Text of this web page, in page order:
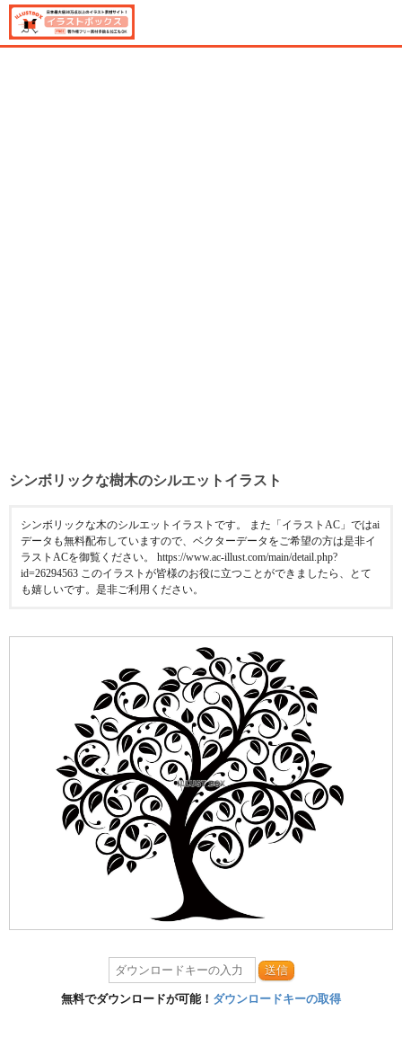
シンボリックな樹木のシルエットイラスト
シンボリックな木のシルエットイラストです。 また「イラストAC」ではai
データも無料配布していますので、ベクターデータをご希望の方は是非イ
ラストACを御覧ください。 https://www.ac-illust.com/main/detail.php?
id=26294563 このイラストが皆様のお役に立つことができましたら、とて
も嬉しいです。是非ご利用ください。
送信
無料でダウンロードが可能！ ダウンロードキーの取得